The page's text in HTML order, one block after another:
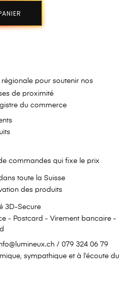
régionale pour soutenir nos
de proximité
du commerce
commandes qui fixe le prix
toute la Suisse
des produits
3D-Secure
- Postcard - Virement bancaire -
/ 079 324 06 79
sympathique et à l’écoute du